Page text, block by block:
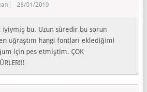
28/01/2019
iyiymiş bu. Uzun süredir bu sorun
uğraştım hangi fontları eklediğimi
için pes etmiştim. ÇOK